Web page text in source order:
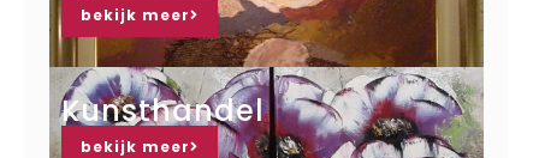
bekijk meer
Kunsthandel
bekijk meer